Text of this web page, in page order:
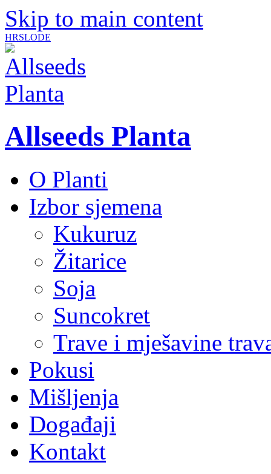
Skip to main content
HRSLODE
Allseeds Planta
O Planti
Izbor sjemena
Kukuruz
Žitarice
Soja
Suncokret
Trave i mješavine
Pokusi
Mišljenja
Događaji
Kontakt